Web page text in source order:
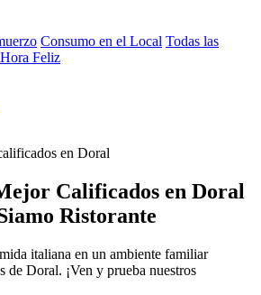
Consumo en el Local Todas las
Hora Feliz
en Doral
Calificados en Doral
Ristorante
italiana en un ambiente familiar
de Doral. ¡Ven y prueba nuestros